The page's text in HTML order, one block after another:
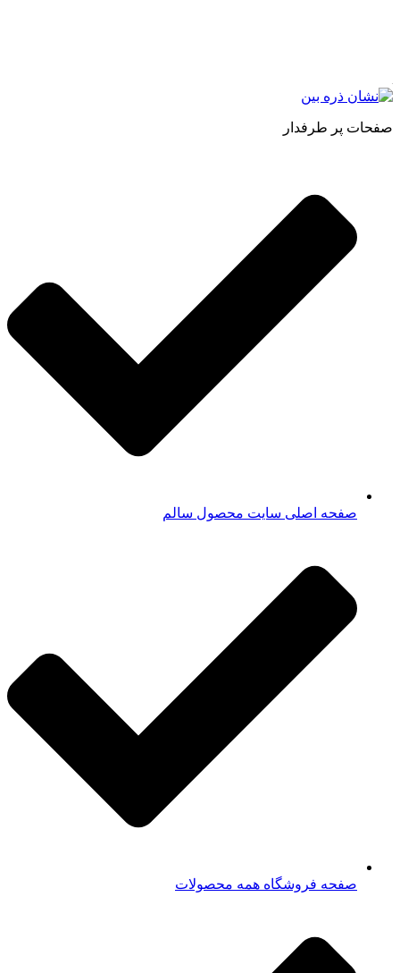
صفحات پر طرفدار
صفحه اصلی سایت محصول سالم
صفحه فروشگاه همه محصولات​